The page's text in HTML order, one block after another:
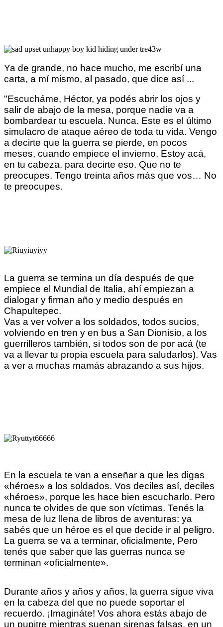
Ya de grande, no hace mucho, me escribí una
carta, a mí mismo, al pasado, que dice así ...
"Escucháme, Héctor, ya podés abrir los ojos y
salir de abajo de la mesa, porque nadie va a
bombardear tu escuela. Nunca. Este es el último
simulacro de ataque aéreo de toda tu vida. Vengo
a decirte que la guerra se pierde, en pocos
meses, cuando empiece el invierno. Estoy acá,
en tu cabeza, para decirte eso. Que no te
preocupes. Tengo treinta años más que vos… No
te preocupes.
La guerra se termina un día después de que
empiece el Mundial de Italia, ahí empiezan a
dialogar y firman año y medio después en
Chapultepec.
Vas a ver volver a los soldados, todos sucios,
volviendo en tren y en bus a San Dionisio, a los
guerrilleros también, si todos son de por acá (te
va a llevar tu propia escuela para saludarlos). Vas
a ver a muchas mamás abrazando a sus hijos.
En la escuela te van a enseñar a que les digas
«héroes» a los soldados. Vos deciles así, deciles
«héroes», porque les hace bien escucharlo. Pero
nunca te olvides de que son víctimas. Tenés la
mesa de luz llena de libros de aventuras: ya
sabés que un héroe es el que decide ir al peligro.
La guerra se va a terminar, oficialmente, Pero
tenés que saber que las guerras nunca se
terminan «oficialmente».
Durante años y años y años, la guerra sigue viva
en la cabeza del que no puede soportar el
recuerdo. ¡Imagináte! Vos ahora estás abajo de
un pupitre mientras suenan sirenas falsas, en un